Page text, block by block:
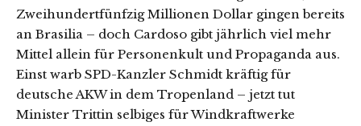
Zweihundertfünfzig Millionen Dollar gingen bereits
an Brasilia – doch Cardoso gibt jährlich viel mehr
Mittel allein für Personenkult und Propaganda aus.
Einst warb SPD-Kanzler Schmidt kräftig für
deutsche AKW in dem Tropenland – jetzt tut
Minister Trittin selbiges für Windkraftwerke